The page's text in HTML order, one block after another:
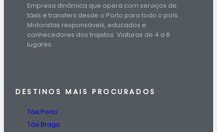
Empresa dinâmica que opera com serviços de
táxis e transfers desde o Porto para todo o país.
Motoristas responsáveis, educados e
conhecedores dos trajetos. Viaturas de 4 a 8
lugares.
DESTINOS MAIS PROCURADOS
Táxi Porto
Táxi Braga